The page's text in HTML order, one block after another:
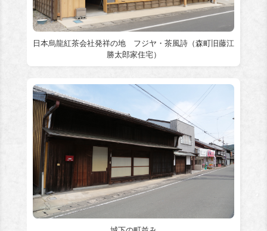
日本烏龍紅茶会社発祥の地 フジヤ・茶風詩（森町旧藤江
勝太郎家住宅）